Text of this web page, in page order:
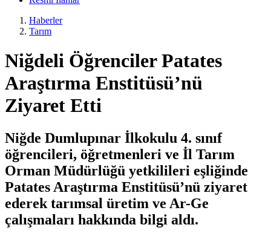
Haberler
Tarım
Niğdeli Öğrenciler Patates
Araştırma Enstitüsü’nü
Ziyaret Etti
Niğde Dumlupınar İlkokulu 4. sınıf
öğrencileri, öğretmenleri ve İl Tarım
Orman Müdürlüğü yetkilileri eşliğinde
Patates Araştırma Enstitüsü’nü ziyaret
ederek tarımsal üretim ve Ar-Ge
çalışmaları hakkında bilgi aldı.